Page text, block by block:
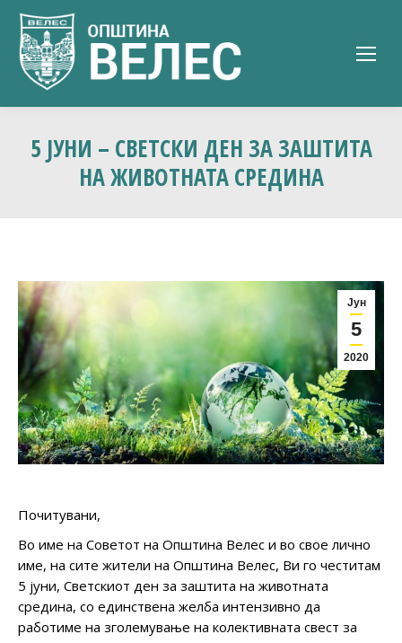
5 ЈУНИ – СВЕТСКИ ДЕН ЗА ЗАШТИТА
НА ЖИВОТНАТА СРЕДИНА
Јун
5
2020
Почитувани,
Во име на Советот на Општина Велес и во свое лично
име, на сите жители на Општина Велес, Ви го честитам
5 јуни, Светскиот ден за заштита на животната
средина, со единствена желба интензивно да
работиме на зголемување на колективната свест за